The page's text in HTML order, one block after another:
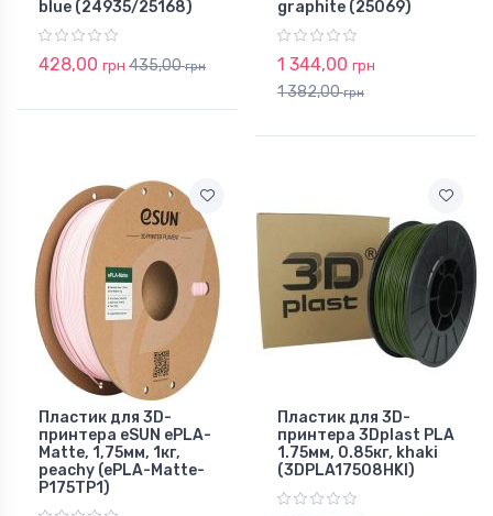
blue (24935/25168)
428,00 грн 435,00грн
graphite (25069)
1 344,00 грн
1 382,00грн
Пластик для 3D-
принтера eSUN ePLA-
Matte, 1,75мм, 1кг,
peachy (ePLA-Matte-
P175TP1)
Пластик для 3D-
принтера 3Dplast PLA
1.75мм, 0.85кг, khaki
(3DPLA17508HKI)